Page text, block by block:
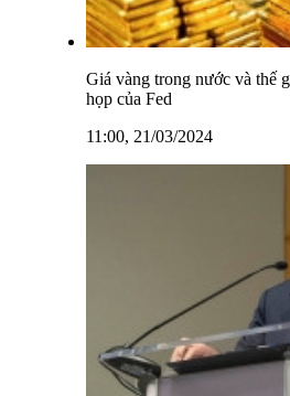
Giá vàng trong nước và thế
họp của Fed
11:00, 21/03/2024